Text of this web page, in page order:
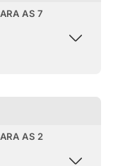
AS 7
AS 2